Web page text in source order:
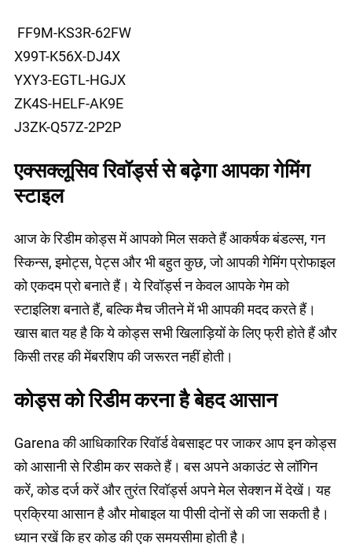
FF9M-KS3R-62FW
X99T-K56X-DJ4X
YXY3-EGTL-HGJX
ZK4S-HELF-AK9E
J3ZK-Q57Z-2P2P
एक्सक्लूसिव रिवॉर्ड्स से बढ़ेगा आपका गेमिंग
स्टाइल
आज के रिडीम कोड्स में आपको मिल सकते हैं आकर्षक बंडल्स, गन
स्किन्स, इमोट्स, पेट्स और भी बहुत कुछ, जो आपकी गेमिंग प्रोफाइल
को एकदम प्रो बनाते हैं। ये रिवॉर्ड्स न केवल आपके गेम को
स्टाइलिश बनाते हैं, बल्कि मैच जीतने में भी आपकी मदद करते हैं।
खास बात यह है कि ये कोड्स सभी खिलाड़ियों के लिए फ्री होते हैं और
किसी तरह की मेंबरशिप की जरूरत नहीं होती।
कोड्स को रिडीम करना है बेहद आसान
Garena की आधिकारिक रिवॉर्ड वेबसाइट पर जाकर आप इन कोड्स
को आसानी से रिडीम कर सकते हैं। बस अपने अकाउंट से लॉगिन
करें, कोड दर्ज करें और तुरंत रिवॉर्ड्स अपने मेल सेक्शन में देखें। यह
प्रक्रिया आसान है और मोबाइल या पीसी दोनों से की जा सकती है।
ध्यान रखें कि हर कोड की एक समयसीमा होती है।